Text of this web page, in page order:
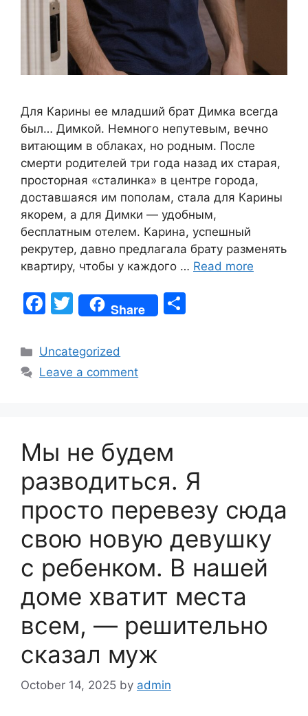
Для Карины ее младший брат Димка всегда
был… Димкой. Немного непутевым, вечно
витающим в облаках, но родным. После
смерти родителей три года назад их старая,
просторная «сталинка» в центре города,
доставшаяся им пополам, стала для Карины
якорем, а для Димки — удобным,
бесплатным отелем. Карина, успешный
рекрутер, давно предлагала брату разменять
квартиру, чтобы у каждого … Read more
F
c
e
k
T
w
itt
er
Share
Categories
Uncategorized
Leave a comment
Мы не будем
разводиться. Я
просто перевезу сюда
свою новую девушку
с ребенком. В нашей
доме хватит места
всем, — решительно
сказал муж
October 14, 2025 by admin